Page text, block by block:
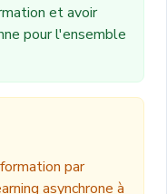
et avoir
pour l'ensemble
par
asynchrone à